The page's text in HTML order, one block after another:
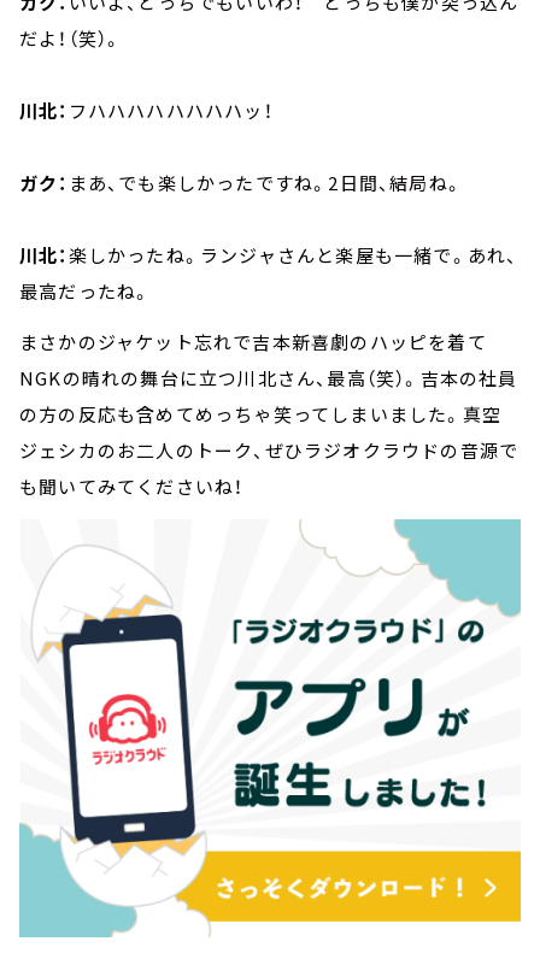
だよ！（笑）。
川北： フハハハハハハハハッ！
ガク： まあ、でも楽しかったですね。2日間、結局ね。
川北：楽しかったね。ランジャさんと楽屋も一緒で。あれ、
最高だったね。
まさかのジャケット忘れで吉本新喜劇のハッピを着て
NGKの晴れの舞台に立つ川北さん、最高（笑）。吉本の社員
の方の反応も含めてめっちゃ笑ってしまいました。真空
ジェシカのお二人のトーク、ぜひラジオクラウドの音源で
も聞いてみてくださいね！